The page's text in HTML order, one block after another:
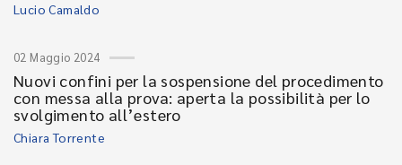
Lucio Camaldo
02 Maggio 2024
Nuovi confini per la sospensione del procedimento
con messa alla prova: aperta la possibilità per lo
svolgimento all’estero
Chiara Torrente